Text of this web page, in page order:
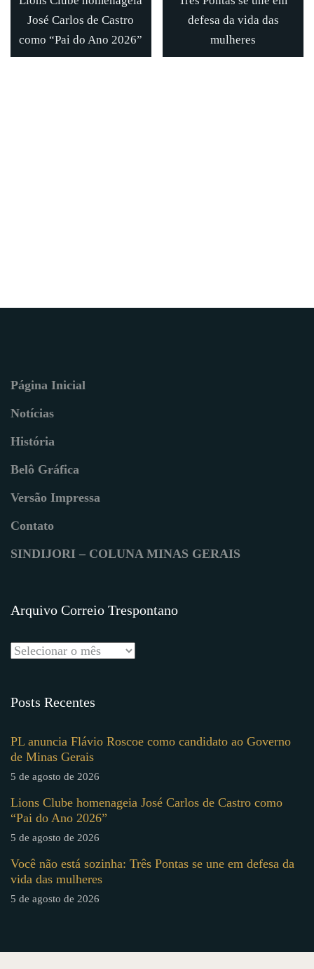
José Carlos de Castro
como “Pai do Ano 2026”
defesa da vida das
mulheres
Página Inicial
Notícias
História
Belô Gráfica
Versão Impressa
Contato
SINDIJORI – COLUNA MINAS GERAIS
Arquivo Correio Trespontano
Posts Recentes
PL anuncia Flávio Roscoe como candidato ao Governo
de Minas Gerais
5 de agosto de 2026
Lions Clube homenageia José Carlos de Castro como
“Pai do Ano 2026”
5 de agosto de 2026
Você não está sozinha: Três Pontas se une em defesa da
vida das mulheres
5 de agosto de 2026